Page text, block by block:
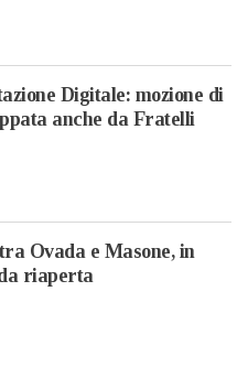
Digitale: mozione di
anche da Fratelli
Ovada e Masone, in
riaperta